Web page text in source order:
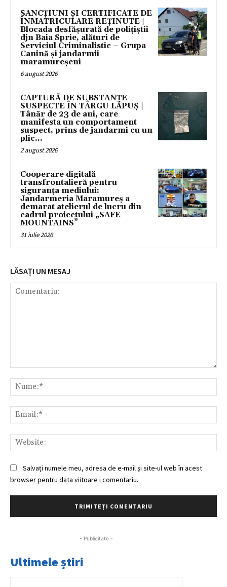
SANCȚIUNI ȘI CERTIFICATE DE
ÎNMATRICULARE REȚINUTE |
Blocada desfășurată de polițiștii
djn Baia Sprie, alături de
Serviciul Criminalistic – Grupa
Canină și jandarmii
maramureșeni
6 august 2026
CAPTURĂ DE SUBSTANȚE
SUSPECTE ÎN TÂRGU LĂPUȘ |
Tânăr de 23 de ani, care
manifesta un comportament
suspect, prins de jandarmi cu un
plic...
2 august 2026
Cooperare digitală
transfrontalieră pentru
siguranța mediului:
Jandarmeria Maramureș a
demarat atelierul de lucru din
cadrul proiectului „SAFE
MOUNTAINS”
31 iulie 2026
LĂSAȚI UN MESAJ
Salvați numele meu, adresa de e-mail și site-ul web în acest
browser pentru data viitoare i comentariu.
- Publicitate -
Ultimele știri